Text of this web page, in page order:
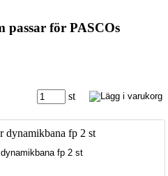
passar för PASCOs
st
fp 2 st